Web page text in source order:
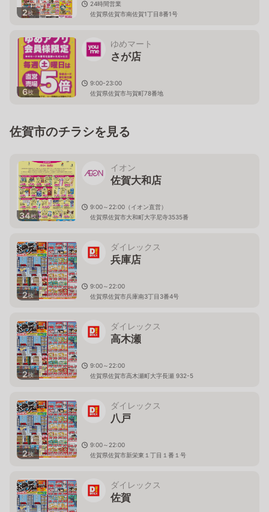
2枚
24時間営業
佐賀県佐賀市南佐賀1丁目8番1号
6枚
ゆめマート
さが店
9:00-23:00
佐賀県佐賀市与賀町78番地
佐賀市のチラシを見る
34枚
イオン
佐賀大和店
9:00～22:00（イオン直営）
佐賀県佐賀市大和町大字尼寺3535番
2枚
ダイレックス
兵庫店
9:00～22:00
佐賀県佐賀市兵庫南3丁目3番4号
2枚
ダイレックス
高木瀬
9:00～22:00
佐賀県佐賀市高木瀬町大字長瀬 932-5
2枚
ダイレックス
八戸
9:00～22:00
佐賀県佐賀市新栄東１丁目１番１号
ダイレックス
佐賀